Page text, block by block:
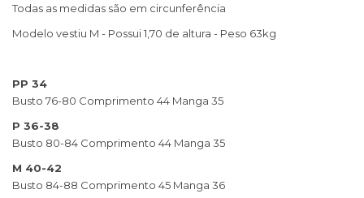
Todas as medidas são em circunferência
Modelo vestiu M - Possui 1,70 de altura - Peso 63kg
PP 34
Busto 76-80 Comprimento 44 Manga 35
P 36-38
Busto 80-84 Comprimento 44 Manga 35
M 40-42
Busto 84-88 Comprimento 45 Manga 36